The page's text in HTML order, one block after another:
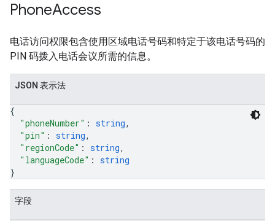
PhoneAccess
电话访问权限包含使用区域电话号码和特定于该电话号码的
PIN 码拨入电话会议所需的信息。
JSON 表示法
{
"phoneNumber" : string,
"pin" : string,
"regionCode" : string,
"languageCode" : string
}
字段